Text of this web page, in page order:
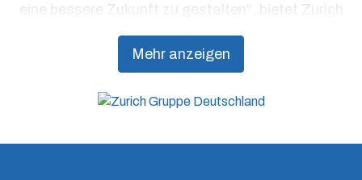
Mehr anzeigen
Präventionsdienstleistungen an, die über traditionelle
Versicherungsprodukte hinausgehen, um Kunden
dabei zu unterstützen, Resilienz aufzubauen.